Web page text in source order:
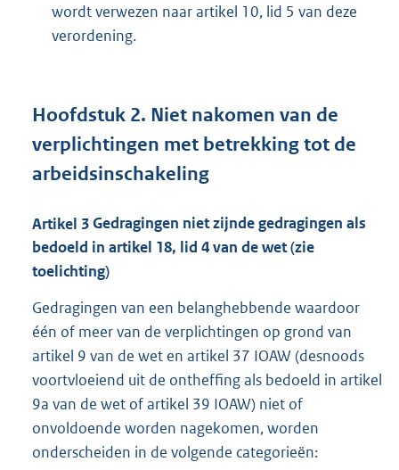
wordt verwezen naar artikel 10, lid 5 van deze
verordening.
Hoofdstuk 2. Niet nakomen van de
verplichtingen met betrekking tot de
arbeidsinschakeling
Artikel 3Gedragingen niet zijnde gedragingen als
bedoeld in artikel 18, lid 4 van de wet (zie
toelichting)
Gedragingen van een belanghebbende waardoor
één of meer van de verplichtingen op grond van
artikel 9 van de wet en artikel 37 IOAW (desnoods
voortvloeiend uit de ontheffing als bedoeld in artikel
9a van de wet of artikel 39 IOAW) niet of
onvoldoende worden nagekomen, worden
onderscheiden in de volgende categorieën: